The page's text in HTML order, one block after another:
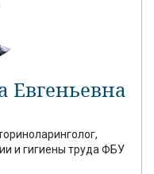
Евгеньевна
и гигиены труда ФБУ